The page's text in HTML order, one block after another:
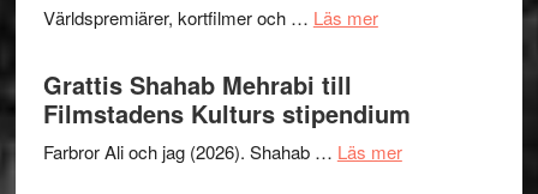
X-
I
Want
to
Believe
Världspremiärer, kortfilmer och … Läs merom
presenterar
19
Grattis Shahab Mehrabi till
Filmstadens Kulturs stipendium
Farbror Ali och jag (2026). Shahab … Läs merom